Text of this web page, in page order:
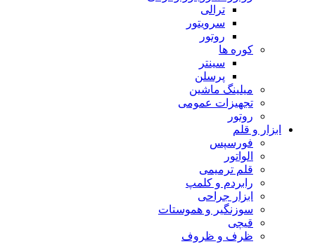
ترالی
سرویتور
روتور
کوره ها
سینتر
پرسلن
میلینگ ماشین
تجهیزات عمومی
روتور
ابزار و قلم
فورسپس
الواتور
قلم ترمیمی
رابردم و کلمپ
ابزار جراحی
سوزنگیر و هموستات
قیچی
ظرف و ظروف